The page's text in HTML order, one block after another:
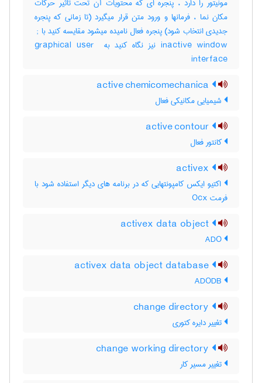
مکان نما ، فرمانها و ورود متن قرار میگیرد (تا زمانی که پنجره
جدیدی انتخاب شود) پنجره فعال نامیده میشود مقایسه کنید با ‎ ;
inactive window نیز نگاه کنید به ‎graphical user ‎
interface
شیمیایی مکانیکی فعال
کانتور فعال
اکتیو ایکس کامپونتهایی که در برنامه های دیگر استفاده شود با
فرمت Ocx
تغییر دایره کتوری
تغییر مسیر کار